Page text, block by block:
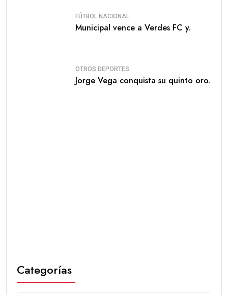
FÚTBOL NACIONAL
Municipal vence a Verdes FC y.
OTROS DEPORTES
Jorge Vega conquista su quinto oro.
Categorías